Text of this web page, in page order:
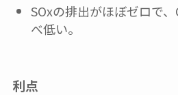
SOxの排出がほぼゼロで
べ低い。
利点